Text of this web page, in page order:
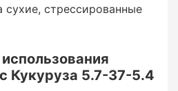
стрессированные
Кукуруза 5.7-37-5.4